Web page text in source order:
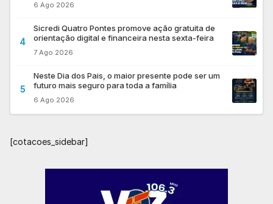
6 Ago 2026
4
Sicredi Quatro Pontes promove ação gratuita de
orientação digital e financeira nesta sexta-feira
7 Ago 2026
5
Neste Dia dos Pais, o maior presente pode ser um
futuro mais seguro para toda a família
6 Ago 2026
[cotacoes_sidebar]